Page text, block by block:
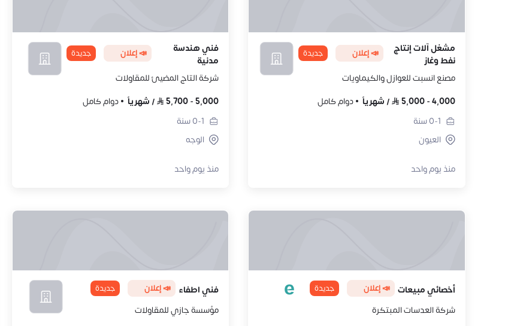
مشغل آلات إنتاج
نفط وغاز
📣 إعلان جديدة
مصنع انسبت للعوازل والكيماويات
4,000
-
5,000
/ شهرياً
دوام كامل
0-1سنة
العيون
منذ يوم واحد
فني هندسة
مدنية
📣 إعلان جديدة
شركة التاج المضيئ للمقاولات
5,000
-
5,700
/ شهرياً
دوام كامل
0-1سنة
الوجه
منذ يوم واحد
أخصائي مبيعات 📣 إعلان جديدة
شركة العدسات المبتكرة
فني اطفاء 📣 إعلان جديدة
مؤسسة جازي للمقاولات